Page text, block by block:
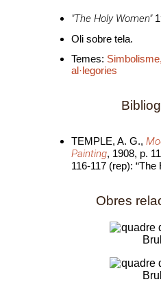
"The Holy Women"
Oli sobre tela.
Temes:
al·legories
TEMPLE, A. G.,
Painting, 1908, p.
116-117 (rep): “The
Obres
00)
Oli sobre